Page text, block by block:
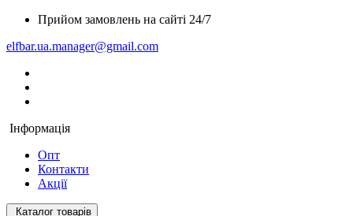
Прийом замовлень на сайті 24/7
elfbar.ua.manager@gmail.com
Інформація
Опт
Контакти
Акції
Каталог товарів